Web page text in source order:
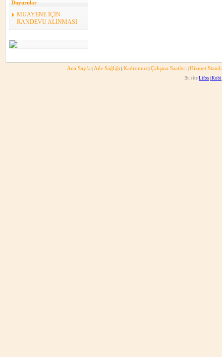
Duyurular
MUAYENE İÇİN
RANDEVU ALINMASI
Ana Sayfa| Aile Sağlığı| Kadromuz| Çalışma Saatleri| Hizmet
Bu site Lifos iKobi